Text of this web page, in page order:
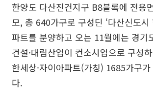
한양도 다산진건지구 B8블록에 전용
모, 총 640가구로 구성딘 ‘다산신도시
파트를 분양하고 오는 11월에는 경기
건설·대림산업이 컨소시업으로 구성
한세상·자이아파트(가칭) 1685가구
다.